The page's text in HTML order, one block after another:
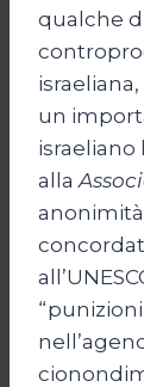
qualche
un
alla